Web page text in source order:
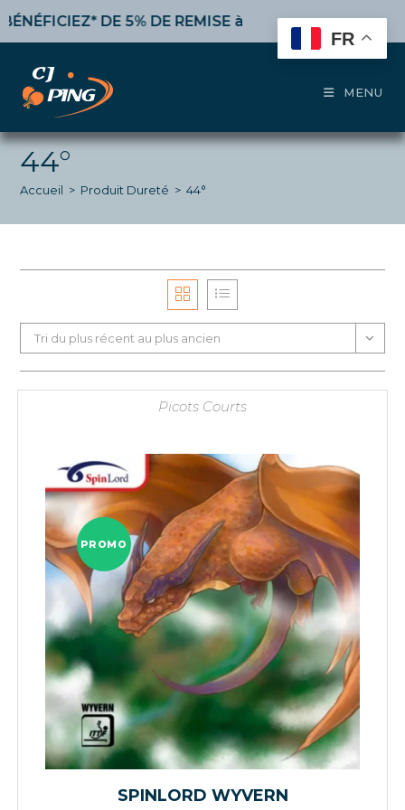
Skip
DE 5% DE REMISEà partir de 50€ d’achat,10%
MENU
44°
Accueil > Produit Dureté > 44°
Tri du plus récent au plus ancien
Picots Courts
PROMO
SPINLORD WYVERN
FR